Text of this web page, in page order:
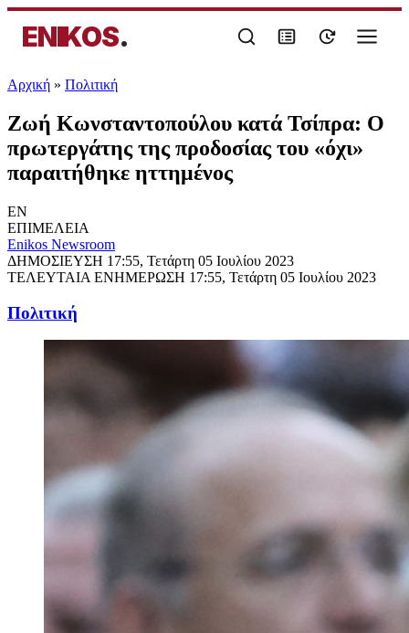
ENIKOS.
Αρχική » Πολιτική
Ζωή Κωνσταντοπούλου κατά Τσίπρα: Ο
πρωτεργάτης της προδοσίας του «όχι»
παραιτήθηκε ηττημένος
EN
ΕΠΙΜΕΛΕΙΑ
Enikos Newsroom
ΔΗΜΟΣΙΕΥΣΗ 17:55, Τετάρτη 05 Ιουλίου 2023
ΤΕΛΕΥΤΑΙΑ ΕΝΗΜΕΡΩΣΗ 17:55, Τετάρτη 05 Ιουλίου 2023
Πολιτική